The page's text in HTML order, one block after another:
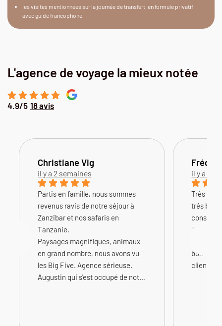
les visites mentionnées sur la journée de transfert, en formule privatif
avec guide francophone
L'agence de voyage la mieux notée
4.9/5 18 avis
Christiane Vig
il y a 2 semaines
Partis en famille, nous sommes
revenus ravis de notre séjour à
Zanzibar et nos safaris en
Tanzanie.
Paysages magnifiques, animaux
en grand nombre, nous avons vu
les Big Five. Agence sérieuse.
Augustin qui s'est occupé de notre
il y a 3
Très
trés bien
Augustin
bonne
clients